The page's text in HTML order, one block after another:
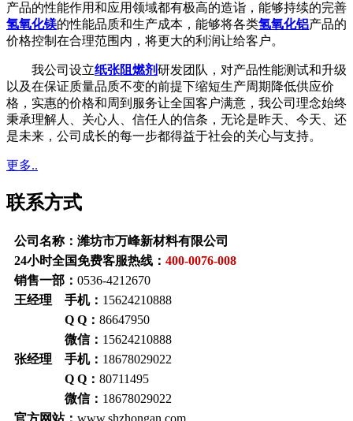
产品的性能作用和应用领域都有极高的造诣，能够持续的完善
氢氧化镁的性能品质和生产成本，能够将各类氢氧化铝产品的
价格控制在合理范围内，将更大的利润让给客户。
我公司设立纸张阻燃剂研发团队，对产品性能测试和升级
以及在保证质量品质不变的前提下缩短生产周期降低供应价
格，实惠的价格和周到服务让全国客户满意，我公司理念始终
秉承理解人、关心人、信任人的信条，无论是昨天、今天、还
是未来，公司成长的每一步都得益于社会的关心与支持。
更多..
联系方式
公司名称：潍坊市万峰新材料有限公司
24小时全国免费客服热线： 400-0076-008
销售一部： 0536-4212670
王经理 手机： 15624210888
Q Q： 86647950
微信： 15624210888
张经理 手机： 18678029022
Q Q： 80711495
微信： 18678029022